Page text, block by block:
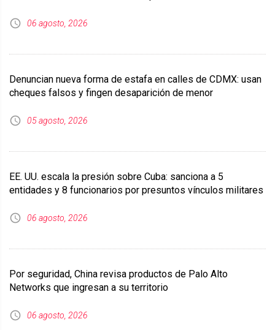
06 agosto, 2026
Denuncian nueva forma de estafa en calles de CDMX: usan
cheques falsos y fingen desaparición de menor
05 agosto, 2026
EE. UU. escala la presión sobre Cuba: sanciona a 5
entidades y 8 funcionarios por presuntos vínculos militares
06 agosto, 2026
Por seguridad, China revisa productos de Palo Alto
Networks que ingresan a su territorio
06 agosto, 2026